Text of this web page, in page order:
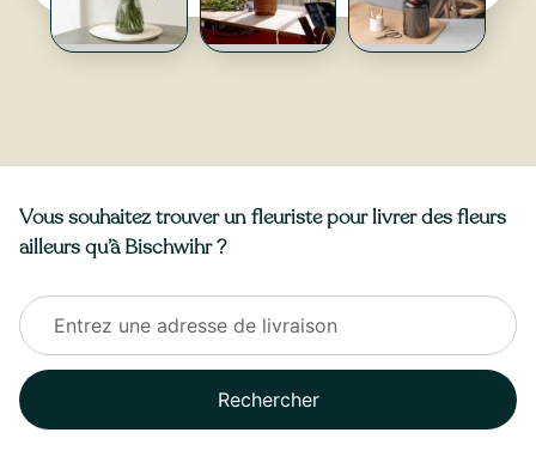
Vous souhaitez trouver un fleuriste pour livrer des fleurs
ailleurs qu’à Bischwihr ?
Rechercher